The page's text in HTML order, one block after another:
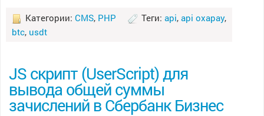
Категории: CMS, PHP Теги: api, api oxapay,
btc, usdt
JS скрипт (UserScript) для
вывода общей суммы
зачислений в Сбербанк Бизнес